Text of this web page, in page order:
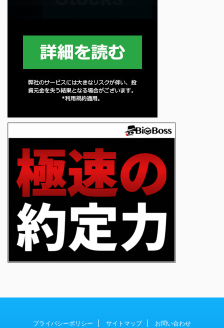
プライバシーポリシー サイトマップ お問い合わせ